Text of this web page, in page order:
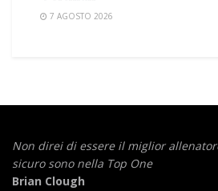
7 AGOSTO 2026
Non direi di essere il miglior
sicuro sono nella Top One
Brian Clough